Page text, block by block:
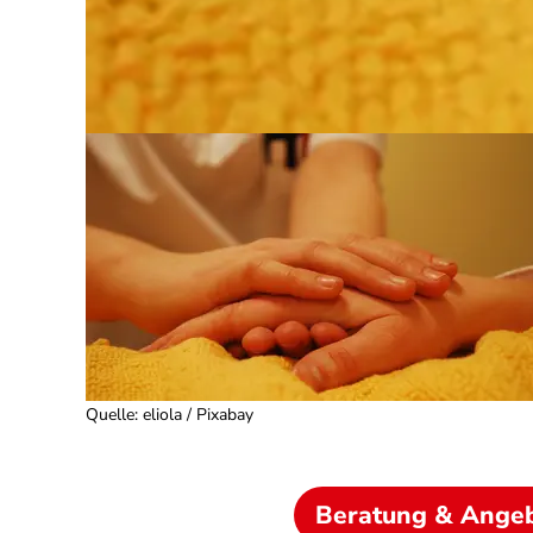
Quelle: eliola / Pixabay
Beratung &